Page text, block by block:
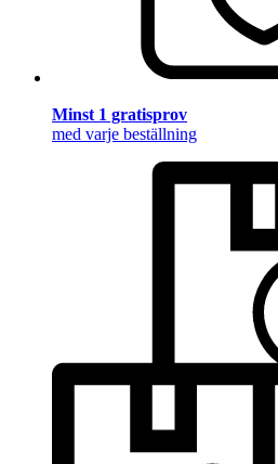
Minst 1 gratisprov
med varje beställning